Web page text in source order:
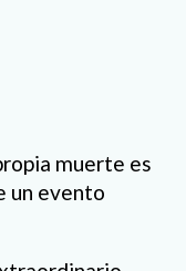
muerte es
un evento